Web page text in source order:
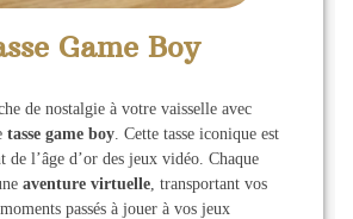
Game Boy
de nostalgie à votre vaisselle avec
tasse game boy . Cette tasse iconique est
de l’âge d’or des jeux vidéo. Chaque
aventure virtuelle , transportant vos
passés à jouer à vos jeux